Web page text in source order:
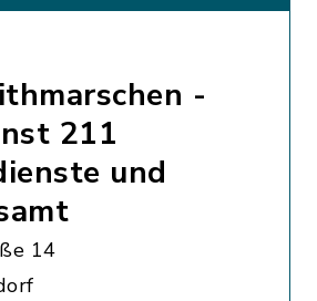
-
211
und
14